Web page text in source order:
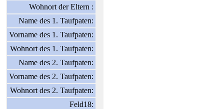
Wohnort der Eltern :
Name des 1. Taufpaten:
Vorname des 1. Taufpaten:
Wohnort des 1. Taufpaten:
Name des 2. Taufpaten:
Vorname des 2. Taufpaten:
Wohnort des 2. Taufpaten:
Feld18: